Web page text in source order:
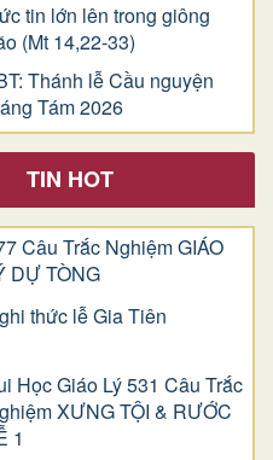
tin lớn lên trong giông
(Mt 14,22-33)
Thánh lễ Cầu nguyện
Tám 2026
TIN HOT
Câu Trắc Nghiệm GIÁO
DỰ TÒNG
thức lễ Gia Tiên
Học Giáo Lý 531 Câu Trắc
XƯNG TỘI & RƯỚC
1